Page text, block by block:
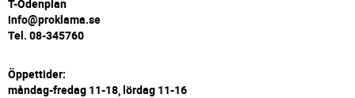
T-Odenplan
info@proklama.se
Tel. 08-345760
Öppettider:
måndag-fredag 11-18, lördag 11-16